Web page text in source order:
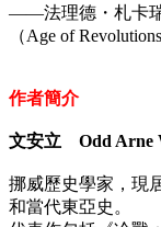
——法理德・札卡瑞
（Age of
作者簡介
文安立 Odd Arne
挪威歷史學家，現
和當代東亞史。